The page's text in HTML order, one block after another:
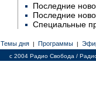
Последние
Последние
Специальные
Темы дня | Программы |
c 2004 Радио Свобода /